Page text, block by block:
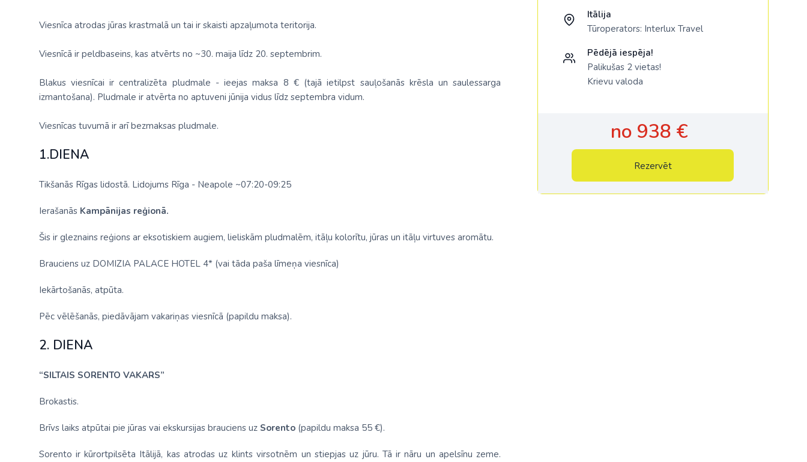
Saūda Arābija
Viesnīca atrodas jūras krastmalā un tai ir skaisti apzaļumota teritorija.
Viesnīcā ir peldbaseins, kas atvērts no ~30. maija līdz 20. septembrim.
Blakus viesnīcai ir centralizēta pludmale - ieejas maksa 8 € (tajā ietilpst sauļošanās krēsla un saulessarga
izmantošana). Pludmale ir atvērta no aptuveni jūnija vidus līdz septembra vidum.
Viesnīcas tuvumā ir arī bezmaksas pludmale.
1.DIENA
Tikšanās Rīgas lidostā. Lidojums Rīga - Neapole ~07:20-09:25
Ierašanās Kampānijas reģionā.
Šis ir gleznains reģions ar eksotiskiem augiem, lieliskām pludmalēm, itāļu kolorītu, jūras un itāļu virtuves aromātu.
Brauciens uz DOMIZIA PALACE HOTEL 4* (vai tāda paša līmeņa viesnīca)
Iekārtošanās, atpūta.
Pēc vēlēšanās, piedāvājam vakariņas viesnīcā (papildu maksa).
2. DIENA
“SILTAIS SORENTO VAKARS”
Brokastis.
Brīvs laiks atpūtai pie jūras vai ekskursijas brauciens uz Sorento (papildu maksa 55 €).
Sorento ir kūrortpilsēta Itālijā, kas atrodas uz klints virsotnēm un stiepjas uz jūru. Tā ir nāru un apelsīnu zeme.
Itālija
Tūroperators: Interlux Travel
Pēdējā iespēja!
Palikušas 2 vietas!
Krievu valoda
no 938 €
Rezervēt